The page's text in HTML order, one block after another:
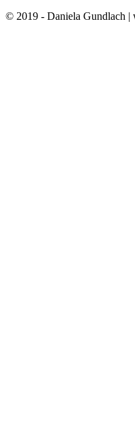
© 2019 - Daniela Gundlach |